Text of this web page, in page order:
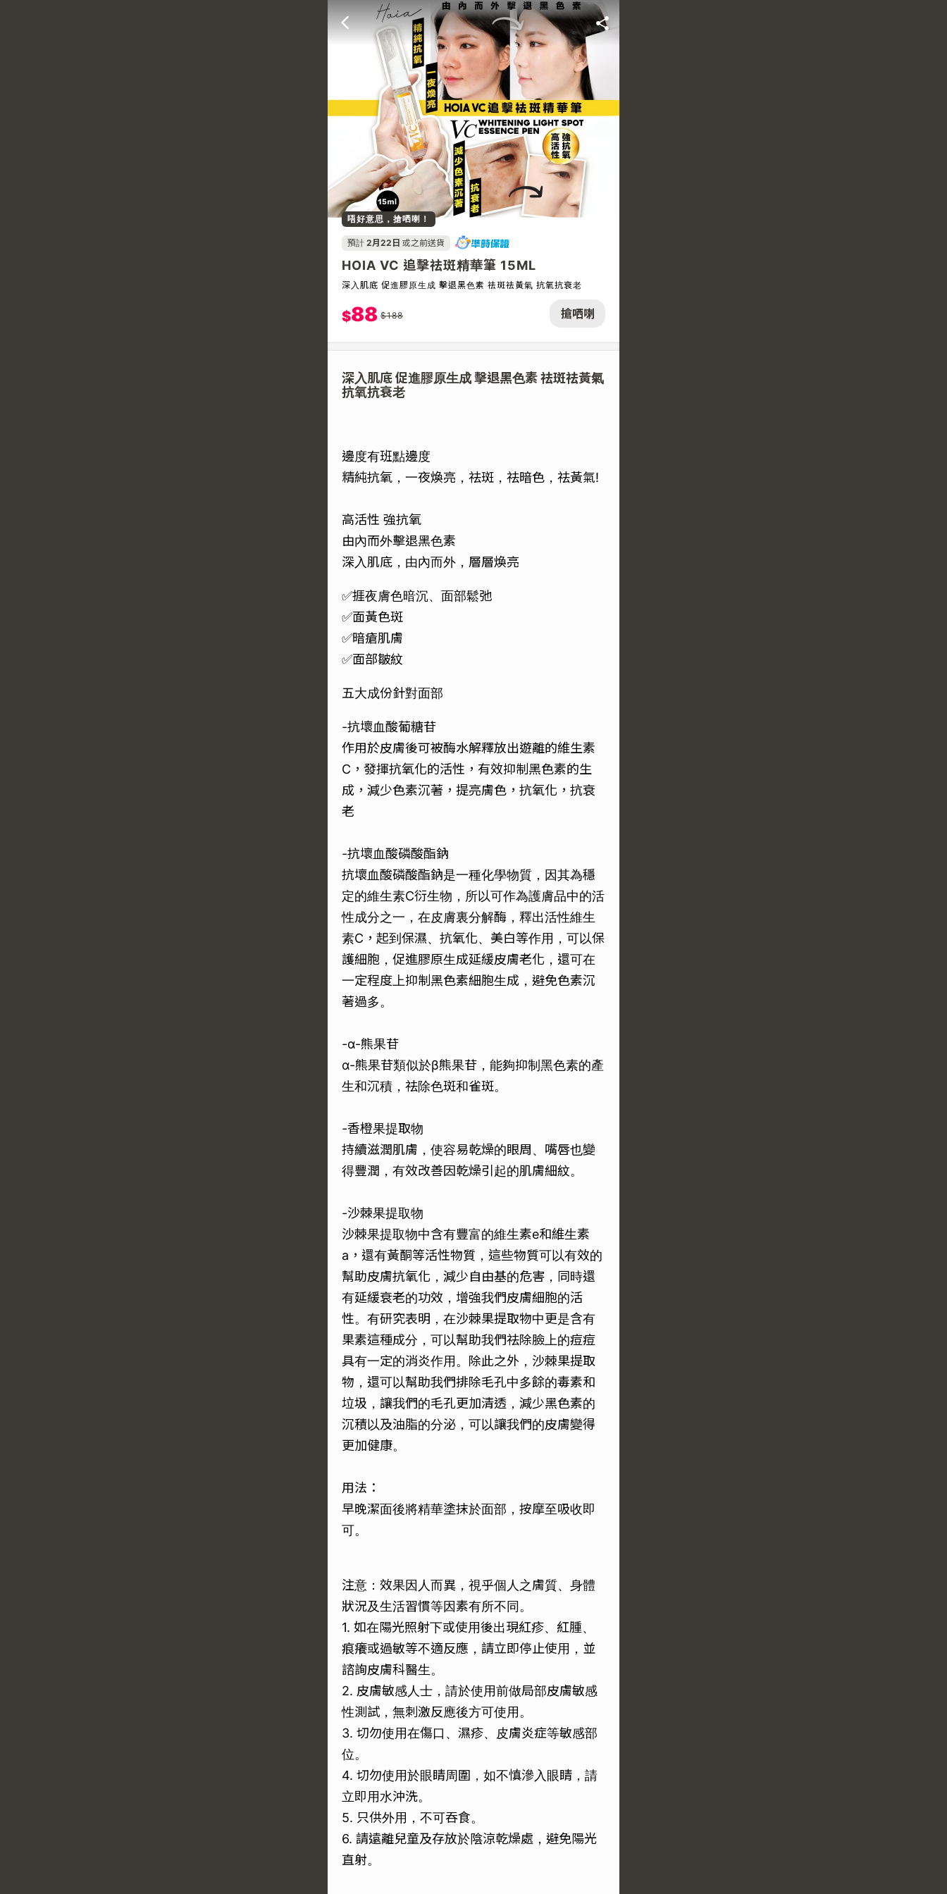
搶哂喇
唔好意思，搶哂喇！
預計 2月22日 或之前送貨
HOIA VC 追擊祛斑精華筆 15ML
深入肌底 促進膠原生成 擊退黑色素 祛斑祛黃氣 抗氧抗衰老
$88 $188
深入肌底 促進膠原生成 擊退黑色素 祛斑祛黃氣
抗氧抗衰老
邊度有班點邊度
精純抗氧，一夜煥亮，祛斑，祛暗色，祛黃氣!
高活性 強抗氧
由內而外擊退黑色素
深入肌底，由內而外，層層煥亮
✅捱夜膚色暗沉、面部鬆弛
✅面黃色斑
✅暗瘡肌膚
✅面部皺紋
五大成份針對面部
-抗壞血酸葡糖苷
作用於皮膚後可被酶水解釋放出遊離的維生素
C，發揮抗氧化的活性，有效抑制黑色素的生
成，減少色素沉著，提亮膚色，抗氧化，抗衰
老
-抗壞血酸磷酸酯鈉
抗壞血酸磷酸酯鈉是一種化學物質，因其為穩
定的維生素C衍生物，所以可作為護膚品中的活
性成分之一，在皮膚裏分解酶，釋出活性維生
素C，起到保濕、抗氧化、美白等作用，可以保
護細胞，促進膠原生成延緩皮膚老化，還可在
一定程度上抑制黑色素細胞生成，避免色素沉
著過多。
-α-熊果苷
α-熊果苷類似於β熊果苷，能夠抑制黑色素的產
生和沉積，祛除色斑和雀斑。
-香橙果提取物
持續滋潤肌膚，使容易乾燥的眼周、嘴唇也變
得豐潤，有效改善因乾燥引起的肌膚細紋。
-沙棘果提取物
沙棘果提取物中含有豐富的維生素e和維生素
a，還有黃酮等活性物質，這些物質可以有效的
幫助皮膚抗氧化，減少自由基的危害，同時還
有延緩衰老的功效，增強我們皮膚細胞的活
性。有研究表明，在沙棘果提取物中更是含有
果素這種成分，可以幫助我們祛除臉上的痘痘
具有一定的消炎作用。除此之外，沙棘果提取
物，還可以幫助我們排除毛孔中多餘的毒素和
垃圾，讓我們的毛孔更加清透，減少黑色素的
沉積以及油脂的分泌，可以讓我們的皮膚變得
更加健康。
用法：
早晚潔面後將精華塗抹於面部，按摩至吸收即
可。
注意：效果因人而異，視乎個人之膚質、身體
狀況及生活習慣等因素有所不同。
1. 如在陽光照射下或使用後出現紅疹、紅腫、
痕癢或過敏等不適反應，請立即停止使用，並
諮詢皮膚科醫生。
2. 皮膚敏感人士，請於使用前做局部皮膚敏感
性測試，無刺激反應後方可使用。
3. 切勿使用在傷口、濕疹、皮膚炎症等敏感部
位。
4. 切勿使用於眼睛周圍，如不慎滲入眼睛，請
立即用水沖洗。
5. 只供外用，不可吞食。
6. 請遠離兒童及存放於陰涼乾燥處，避免陽光
直射。